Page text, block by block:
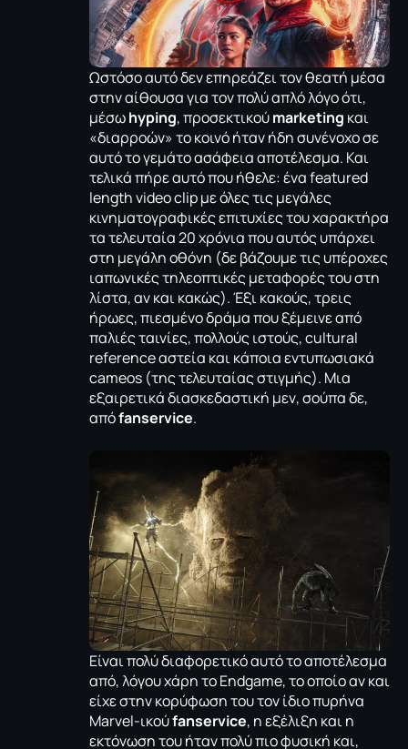
Ωστόσο αυτό δεν επηρεάζει τον θεατή μέσα
στην αίθουσα για τον πολύ απλό λόγο ότι,
μέσωhyping, προσεκτικούmarketing και
«διαρροών» το κοινό ήταν ήδη συνένοχο σε
αυτό το γεμάτο ασάφεια αποτέλεσμα. Και
τελικά πήρε αυτό που ήθελε: ένα featured
length video clip με όλες τις μεγάλες
κινηματογραφικές επιτυχίες του χαρακτήρα
τα τελευταία 20 χρόνια που αυτός υπάρχει
στη μεγάλη οθόνη (δε βάζουμε τις υπέροχες
ιαπωνικές τηλεοπτικές μεταφορές του στη
λίστα, αν και κακώς). Έξι κακούς, τρεις
ήρωες, πιεσμένο δράμα που ξέμεινε από
παλιές ταινίες, πολλούς ιστούς, cultural
reference αστεία και κάποια εντυπωσιακά
cameos (της τελευταίας στιγμής). Μια
εξαιρετικά διασκεδαστική μεν, σούπα δε,
απόfanservice.
Είναι πολύ διαφορετικό αυτό το αποτέλεσμα
από, λόγου χάρη τοEndgame, το οποίο αν και
είχε στην κορύφωση του τον ίδιο πυρήνα
Marvel-ικούfanservice, η εξέλιξη και η
εκτόνωση του ήταν πολύ πιο φυσική και,